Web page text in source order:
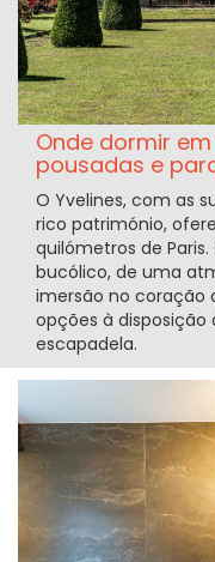
Onde dormir em
pousadas e
O Yvelines, com as
rico património,
quilómetros de
bucólico, de uma
imersão no coração
opções à
escapadela.